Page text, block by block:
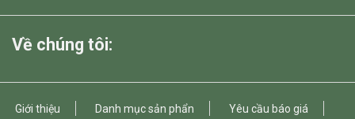
Về chúng tôi:
Giới thiệu Danh mục sản phẩn Yêu cầu báo giá